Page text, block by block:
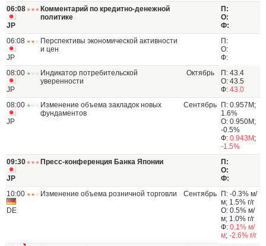
06:08
JP
Комментарий по кредитно-денежной
политике
П:
О:
Ф:
06:08
JP
Перспективы экономической активности
и цен
П:
О:
Ф:
08:00
JP
Индикатор потребительской
уверенности
Октябрь
П: 43.4
О: 43.5
Ф: 43.0
08:00
JP
Изменение объема закладок новых
фундаментов
Сентябрь
П: 0.957М;
1.6%
О: 0.950М;
-0.5%
Ф: 0.943М ;
-1.5%
09:30
JP
Пресс-конференция Банка Японии
П:
О:
Ф:
10:00
DE
Изменение объема розничной торговли Сентябрь
П: -0.3% м/
м; 1.5% г/г
О: 0.5% м/
м; 1.0% г/г
Ф: 0.1% м/
м; -2.6% г/г